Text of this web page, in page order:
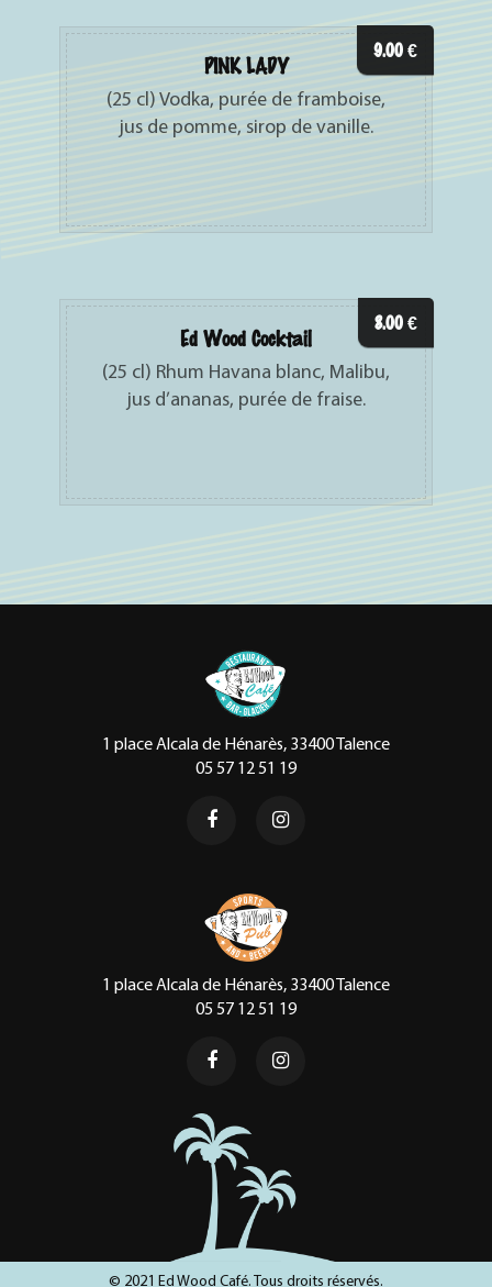
9.00€
PINK LADY
(25 cl) Vodka, purée de framboise,
jus de pomme, sirop de vanille.
8.00€
Ed Wood Cocktail
(25 cl) Rhum Havana blanc, Malibu,
jus d’ananas, purée de fraise.
1 place Alcala de Hénarès, 33400 Talence
05 57 12 51 19
1 place Alcala de Hénarès, 33400 Talence
05 57 12 51 19
© 2021 Ed Wood Café. Tous droits réservés.